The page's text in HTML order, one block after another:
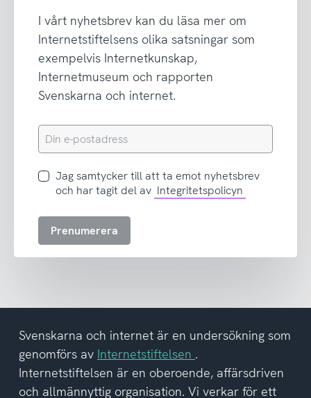
I vårt nyhetsbrev kan du läsa mer om
Internetstiftelsens olika satsningar som
exempelvis Internetkunskap,
Internetmuseum och rapporten
Svenskarna och internet.
Din
e-
Jag
samtycker
att
del
av
integritetspolicyn
Jag samtycker till att ta emot nyhetsbrev
och har tagit del av Integritetspolicyn
Prenumerera
Svenskarna och internet är en undersökning som
genomförs av Internetstiftelsen .
Internetstiftelsen är en oberoende, affärsdriven
och allmännyttig organisation. Vi verkar för ett